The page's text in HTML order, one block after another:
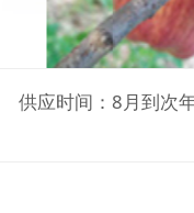
供应时间：8月到次